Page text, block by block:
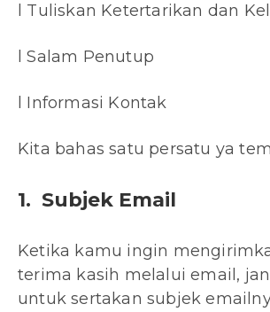
l Tuliskan Ketertarikan dan
l Salam Penutup
l Informasi Kontak
Kita bahas satu persatu ya
1. Subjek Email
Ketika kamu ingin
terima kasih melalui email,
untuk sertakan subjek